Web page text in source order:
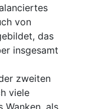
von
das
insgesamt
zweiten
viele
Wanken, als